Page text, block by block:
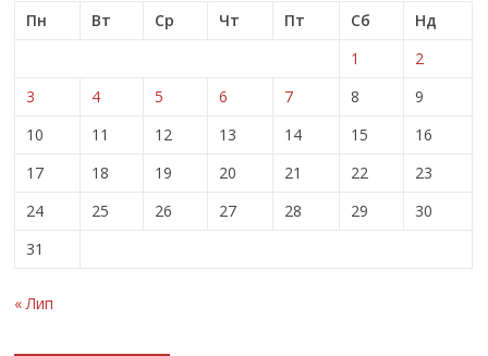
Пн
Вт Ср Чт Пт Сб
Нд
1
2
3
4 5 6 7 8
9
10
11 12 13 14 15
16
17
18 19 20 21 22
23
24
25 26 27 28 29
30
31
« Лип